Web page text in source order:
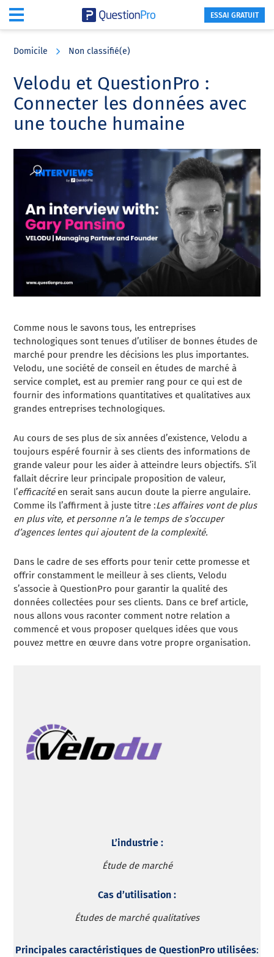
content
sidebar
ESSAI GRATUIT
Domicile Non classifié(e)
Velodu et QuestionPro :
Connecter les données avec
une touche humaine
Comme nous le savons tous, les entreprises
technologiques sont tenues d’utiliser de bonnes études de
marché pour prendre les décisions les plus importantes.
Velodu, une société de conseil en études de marché à
service complet, est au premier rang pour ce qui est de
fournir des informations quantitatives et qualitatives aux
grandes entreprises technologiques.
Au cours de ses plus de six années d’existence, Velodu a
toujours espéré fournir à ses clients des informations de
grande valeur pour les aider à atteindre leurs objectifs. S’il
fallait décrire leur principale proposition de valeur,
l’efficacitéen serait sans aucun doute la pierre angulaire.
Comme ils l’affirment à juste titre :Les affaires vont de plus
en plus vite, et personne n’a le temps de s’occuper
d’agences lentes qui ajoutent de la complexité.
Dans le cadre de ses efforts pour tenir cette promesse et
offrir constamment le meilleur à ses clients, Velodu
s’associe à QuestionPro pour garantir la qualité des
données collectées pour ses clients. Dans ce bref article,
nous allons vous raconter comment notre relation a
commencé et vous proposer quelques idées que vous
pouvez mettre en œuvre dans votre propre organisation.
L’industrie :
Étude de marché
Cas d’utilisation :
Études de marché qualitatives
Principales caractéristiques de QuestionPro utilisées: